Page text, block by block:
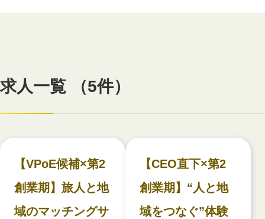
求人一覧 （5件）
【VPoE候補×第2
創業期】旅人と地
域のマッチングサ
【CEO直下×第2
創業期】“人と地
域をつなぐ”体験